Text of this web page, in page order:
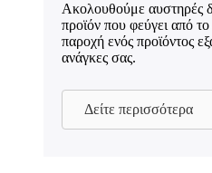
Ακολουθούμε αυστηρές
προϊόν που φεύγει από
παροχή ενός προϊόντος
ανάγκες σας.
Δείτε περισσότερα